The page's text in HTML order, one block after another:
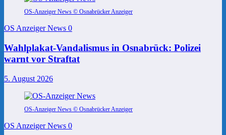
OS-Anzeiger News © Osnabrücker Anzeiger
OS Anzeiger News 0
Wahlplakat-Vandalismus in Osnabrück: Polizei
warnt vor Straftat
5. August 2026
OS-Anzeiger News © Osnabrücker Anzeiger
OS Anzeiger News 0